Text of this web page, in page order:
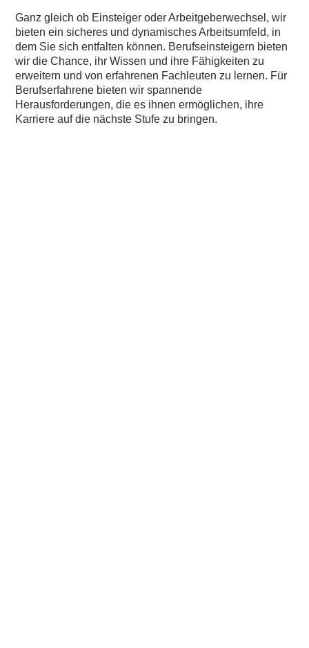
Ganz gleich ob Einsteiger oder Arbeitgeberwechsel, wir
bieten ein sicheres und dynamisches Arbeitsumfeld, in
dem Sie sich entfalten können. Berufseinsteigern bieten
wir die Chance, ihr Wissen und ihre Fähigkeiten zu
erweitern und von erfahrenen Fachleuten zu lernen. Für
Berufserfahrene bieten wir spannende
Herausforderungen, die es ihnen ermöglichen, ihre
Karriere auf die nächste Stufe zu bringen.